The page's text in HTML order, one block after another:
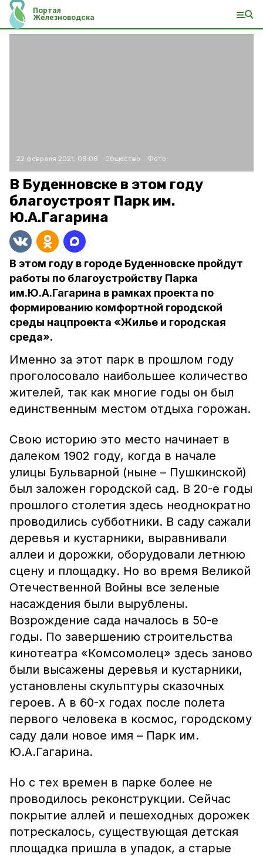
Портал
Железноводска
22 февраля 2021, 08:08 Общество Фото:
В Буденновске в этом году
благоустроят Парк им.
Ю.А.Гагарина
В этом году в городе Буденновске пройдут
работы по благоустройству Парка
им.Ю.А.Гагарина в рамках проекта по
формированию комфортной городской
среды нацпроекта «Жилье и городская
среда».
Именно за этот парк в прошлом году
проголосовало наибольшее количество
жителей, так как многие годы он был
единственным местом отдыха горожан.
Свою историю это место начинает в
далеком 1902 году, когда в начале
улицы Бульварной (ныне – Пушкинской)
был заложен городской сад. В 20-е годы
прошлого столетия здесь неоднократно
проводились субботники. В саду сажали
деревья и кустарники, выравнивали
аллеи и дорожки, оборудовали летнюю
сцену и площадку. Но во время Великой
Отечественной Войны все зеленые
насаждения были вырублены.
Возрождение сада началось в 50-е
годы. По завершению строительства
кинотеатра «Комсомолец» здесь заново
были высажены деревья и кустарники,
установлены скульптуры сказочных
героев. А в 60-х годах после полета
первого человека в космос, городскому
саду дали новое имя – Парк им.
Ю.А.Гагарина.
Но с тех времен в парке более не
проводилось реконструкции. Сейчас
покрытие аллей и пешеходных дорожек
потрескалось, существующая детская
площадка пришла в упадок, а старые